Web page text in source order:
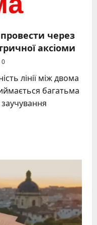
через
аксіоми
0
лінії між двома
багатьма